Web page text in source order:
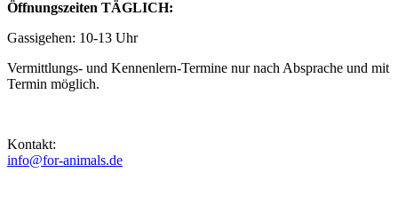
Öffnungszeiten TÄGLICH:
Gassigehen: 10-13 Uhr
Vermittlungs- und Kennenlern-Termine nur nach Absprache und mit
Termin möglich.
Kontakt:
info@for-animals.de